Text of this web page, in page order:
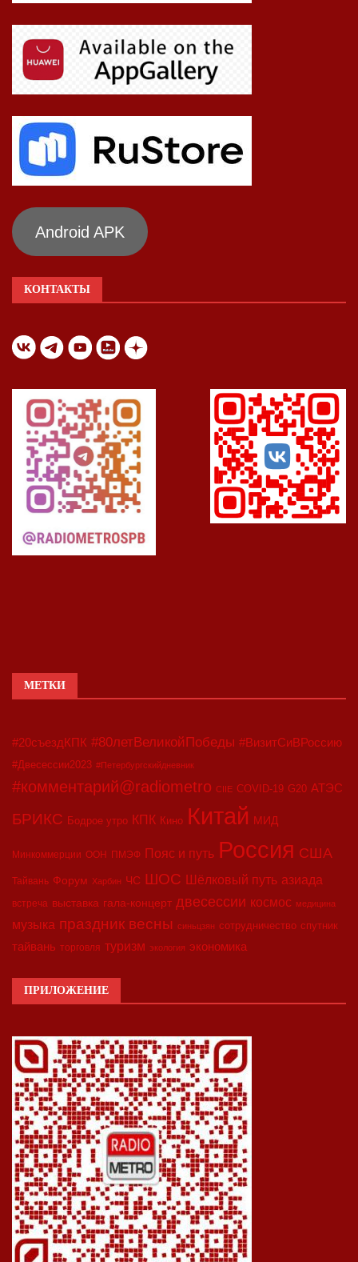
Android APK
КОНТАКТЫ
МЕТКИ
#20съездКПК #80летВеликойПобеды #ВизитСиВРоссию
#Двесессии2023 #Петербургскийдневник
#комментарий@radiometro CIIE COVID-19 G20 АТЭС
БРИКС Бодрое утро КПК Кино Китай МИД
Минкоммерции ООН ПМЭФ Пояс и путь Россия США
Тайвань Форум Харбин ЧС ШОС Шёлковый путь азиада
встреча выставка гала-концерт двесессии космос медицина
музыка праздник весны синьцзян сотрудничество спутник
тайвань торговля туризм экология экономика
ПРИЛОЖЕНИЕ